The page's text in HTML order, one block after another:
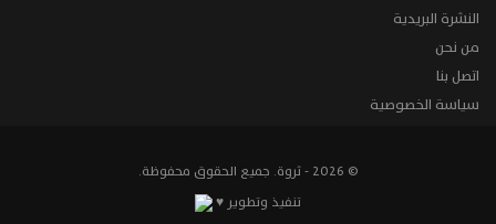
النشرة البريدية
من نحن
اتصل بنا
سياسة الخصوصية
© 2026 - ثروة. جميع الحقوق محفوظة.
تنفيذ وتطوير ♥